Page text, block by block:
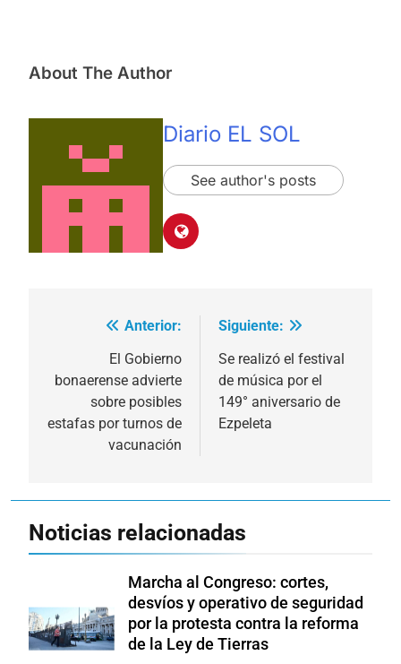
About The Author
Diario EL SOL
See author's posts
Navegación
entradas
Anterior:
El Gobierno
bonaerense advierte
sobre posibles
estafas por turnos de
vacunación
Siguiente:
Se realizó el festival
de música por el
149° aniversario de
Ezpeleta
Noticias relacionadas
Marcha al Congreso: cortes,
desvíos y operativo de seguridad
por la protesta contra la reforma
de la Ley de Tierras